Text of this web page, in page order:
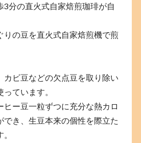
3分の直火式自家焙煎珈琲が自
りの豆を直火式自家焙煎機で煎
カビ豆などの欠点豆を取り除い
ています。
ヒー豆一粒ずつに充分な熱カロ
でき、生豆本来の個性を際立た